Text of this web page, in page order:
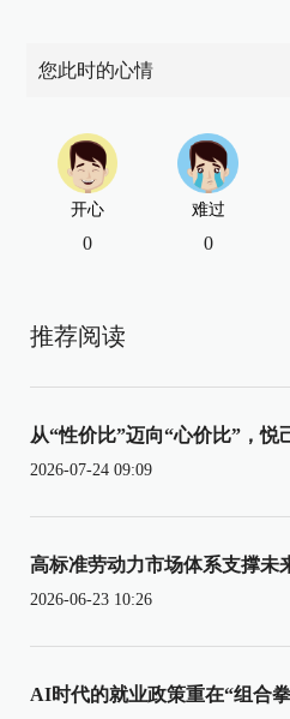
您此时的心情
开心
0
难过
0
推荐阅读
从“性价比”迈向“心价比”，悦
2026-07-24 09:09
高标准劳动力市场体系支撑未
2026-06-23 10:26
AI时代的就业政策重在“组合